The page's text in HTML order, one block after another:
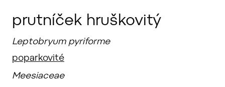
prutníček hruškovitý
Leptobryum pyriforme
poparkovité
Meesiaceae